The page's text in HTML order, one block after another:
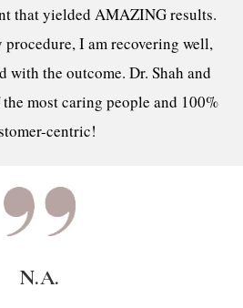
that yielded AMAZING results.
procedure, I am recovering well,
with the outcome. Dr. Shah and
most caring people and 100%
centric!
N.A.